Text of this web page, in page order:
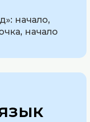
начало,
начало